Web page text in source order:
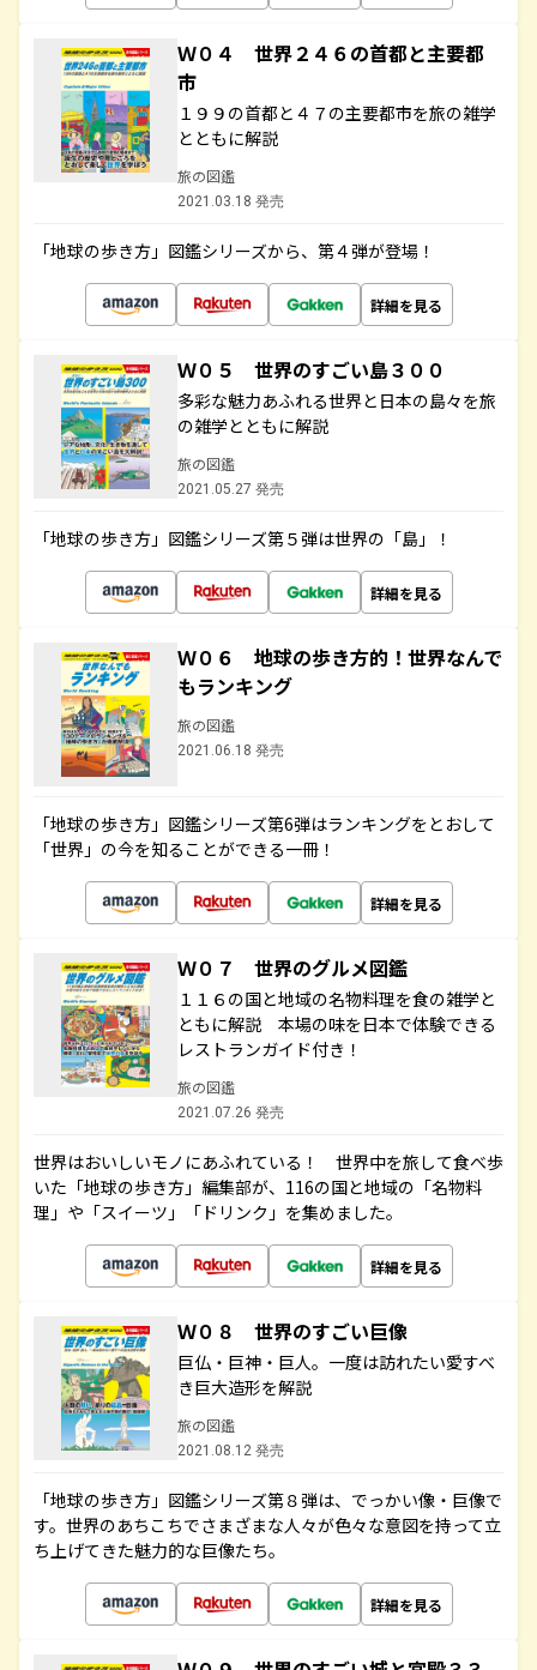
Ｗ０４ 世界２４６の首都と主要都
市
１９９の首都と４７の主要都市を旅の雑学
とともに解説
旅の図鑑
2021.03.18 発売
「地球の歩き方」図鑑シリーズから、第４弾が登場！
詳細を見る
Ｗ０５ 世界のすごい島３００
多彩な魅力あふれる世界と日本の島々を旅
の雑学とともに解説
旅の図鑑
2021.05.27 発売
「地球の歩き方」図鑑シリーズ第５弾は世界の「島」！
詳細を見る
Ｗ０６ 地球の歩き方的！世界なんで
もランキング
旅の図鑑
2021.06.18 発売
「地球の歩き方」図鑑シリーズ第6弾はランキングをとおして
「世界」の今を知ることができる一冊！
詳細を見る
Ｗ０７ 世界のグルメ図鑑
１１６の国と地域の名物料理を食の雑学と
ともに解説 本場の味を日本で体験できる
レストランガイド付き！
旅の図鑑
2021.07.26 発売
世界はおいしいモノにあふれている！ 世界中を旅して食べ歩
いた「地球の歩き方」編集部が、116の国と地域の「名物料
理」や「スイーツ」「ドリンク」を集めました。
詳細を見る
Ｗ０８ 世界のすごい巨像
巨仏・巨神・巨人。一度は訪れたい愛すべ
き巨大造形を解説
旅の図鑑
2021.08.12 発売
「地球の歩き方」図鑑シリーズ第８弾は、でっかい像・巨像で
す。世界のあちこちでさまざまな人々が色々な意図を持って立
ち上げてきた魅力的な巨像たち。
詳細を見る